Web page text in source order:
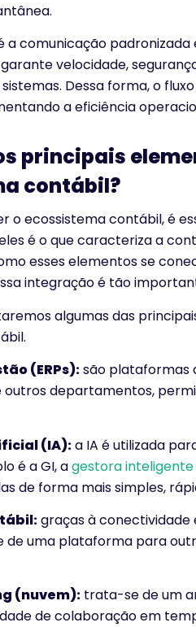
a comunicação
velocidade,
Dessa forma, o
a eficiência
principais
contábil?
o ecossistema contábil, é
é o que caracteriza a
esses elementos se
integração é tão
algumas das
(ERPs):são plataformas
outros departamentos,
(IA):a IA é utilizada
é a GI, agestora inteligente
de forma mais simples,
graças à conectividade
uma plataforma para
(nuvem): trata-se de um
de colaboração em